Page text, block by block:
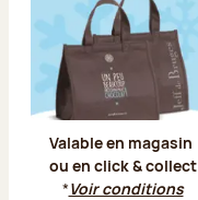
Valable en magasin
ou en click & collect
*Voir conditions